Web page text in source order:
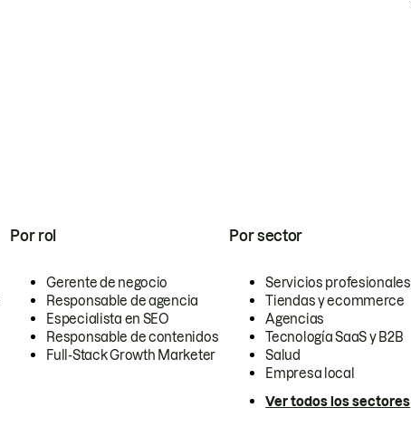
Por rol
Gerente de negocio
Responsable de agencia
Especialista en SEO
Responsable de contenidos
Full-Stack Growth Marketer
Por sector
Servicios profesionales
Tiendas y ecommerce
Agencias
Tecnología SaaS y B2B
Salud
Empresa local
Ver todos los sectores